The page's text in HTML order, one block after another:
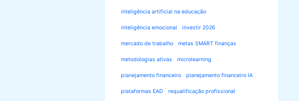
inteligência artificial na educação
inteligência emocional investir 2026
mercado de trabalho metas SMART finanças
metodologias ativas microlearning
planejamento financeiro planejamento financeiro IA
plataformas EAD requalificação profissional